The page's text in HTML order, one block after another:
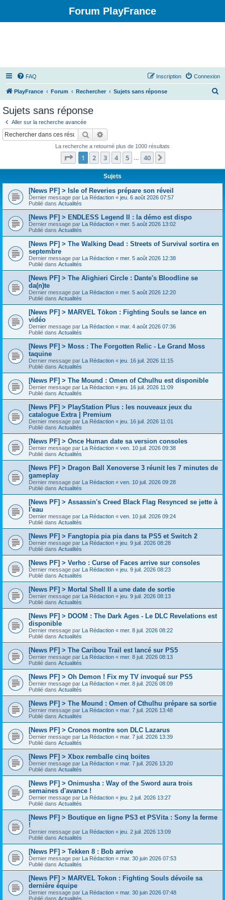
Forum PlayFrance
FAQ Connexion
Inscription
PlayFrance Forum Rechercher Sujets sans réponse
Sujets sans réponse
Aller sur la recherche avancée
Rechercher
La recherche a retourné plus de 1000 résultats
Page 1sur40
1 2 3 4 5 40
Sujets
[News PF] > Isle of Reveries prépare son réveil
Dernier message par La Rédaction « jeu. 6 août 2026 07:57
Publié dans Actualités
[News PF] > ENDLESS Legend II : la démo est dispo
Dernier message par La Rédaction « mer. 5 août 2026 13:02
Publié dans Actualités
[News PF] > The Walking Dead : Streets of Survival sortira en
septembre
Dernier message par La Rédaction « mer. 5 août 2026 12:38
Publié dans Actualités
[News PF] > The Alighieri Circle : Dante's Bloodline se
da(n)te
Dernier message par La Rédaction « mer. 5 août 2026 12:20
Publié dans Actualités
[News PF] > MARVEL Tōkon : Fighting Souls se lance en
vidéo
Dernier message par La Rédaction « mar. 4 août 2026 07:36
Publié dans Actualités
[News PF] > Moss : The Forgotten Relic - Le Grand Moss
taquine
Dernier message par La Rédaction « jeu. 16 juil. 2026 11:15
Publié dans Actualités
[News PF] > The Mound : Omen of Cthulhu est disponible
Dernier message par La Rédaction « jeu. 16 juil. 2026 11:09
Publié dans Actualités
[News PF] > PlayStation Plus : les nouveaux jeux du
catalogue Extra | Premium
Dernier message par La Rédaction « jeu. 16 juil. 2026 11:01
Publié dans Actualités
[News PF] > Once Human date sa version consoles
Dernier message par La Rédaction « ven. 10 juil. 2026 09:38
Publié dans Actualités
[News PF] > Dragon Ball Xenoverse 3 réunit les 7 minutes de
gameplay
Dernier message par La Rédaction « ven. 10 juil. 2026 09:28
Publié dans Actualités
[News PF] > Assassin's Creed Black Flag Resynced se jette à
l'eau
Dernier message par La Rédaction « ven. 10 juil. 2026 09:24
Publié dans Actualités
[News PF] > Fangtopia pia pia dans ta PS5 et Switch 2
Dernier message par La Rédaction « jeu. 9 juil. 2026 08:28
Publié dans Actualités
[News PF] > Verho : Curse of Faces arrive sur consoles
Dernier message par La Rédaction « jeu. 9 juil. 2026 08:23
Publié dans Actualités
[News PF] > Mortal Shell II a une date de sortie
Dernier message par La Rédaction « jeu. 9 juil. 2026 08:13
Publié dans Actualités
[News PF] > DOOM : The Dark Ages - Le DLC Revelations est
disponible
Dernier message par La Rédaction « mer. 8 juil. 2026 08:22
Publié dans Actualités
[News PF] > The Caribou Trail est lancé sur PS5
Dernier message par La Rédaction « mer. 8 juil. 2026 08:13
Publié dans Actualités
[News PF] > Oh Demon ! Fix my TV invoqué sur PS5
Dernier message par La Rédaction « mer. 8 juil. 2026 08:09
Publié dans Actualités
[News PF] > The Mound : Omen of Cthulhu prépare sa sortie
Dernier message par La Rédaction « mar. 7 juil. 2026 13:48
Publié dans Actualités
[News PF] > Cronos montre son DLC Lazarus
Dernier message par La Rédaction « mar. 7 juil. 2026 13:39
Publié dans Actualités
[News PF] > Xbox remballe cinq boites
Dernier message par La Rédaction « mar. 7 juil. 2026 13:20
Publié dans Actualités
[News PF] > Onimusha : Way of the Sword aura trois
semaines d'avance !
Dernier message par La Rédaction « jeu. 2 juil. 2026 13:27
Publié dans Actualités
[News PF] > Boutique en ligne PS3 et PSVita : Sony la ferme
!
Dernier message par La Rédaction « jeu. 2 juil. 2026 13:09
Publié dans Actualités
[News PF] > Tekken 8 : Bob arrive
Dernier message par La Rédaction « mar. 30 juin 2026 07:53
Publié dans Actualités
[News PF] > MARVEL Tokon : Fighting Souls dévoile sa
dernière équipe
Dernier message par La Rédaction « mar. 30 juin 2026 07:48
Publié dans Actualités